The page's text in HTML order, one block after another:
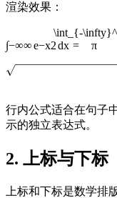
渲染效果：
\int_{-
∫−∞∞ e−x2dx = π
行内公式适合在句子
示的独立表达式。
2. 上标与下标
上标和下标是数学排